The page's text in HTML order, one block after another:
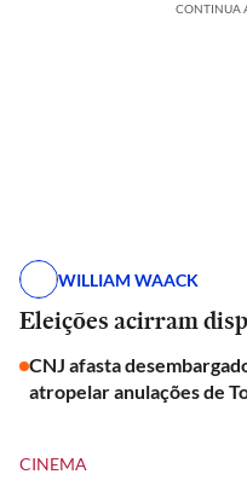
CONTINUA
WILLIAM WAACK
Eleições acirram
CNJ afasta
atropelar anulações de
CINEMA